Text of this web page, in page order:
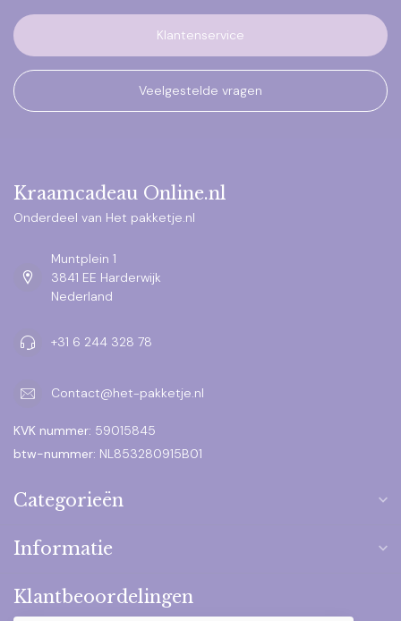
Klantenservice
Veelgestelde vragen
Kraamcadeau Online.nl
Onderdeel van Het pakketje.nl
Muntplein 1
3841 EE Harderwijk
Nederland
+31 6 244 328 78
Contact@het-pakketje.nl
KVK nummer: 59015845
btw-nummer: NL853280915B01
Categorieën
Informatie
Klantbeoordelingen